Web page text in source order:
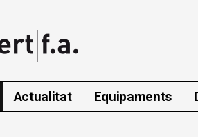
Actualitat Equipaments